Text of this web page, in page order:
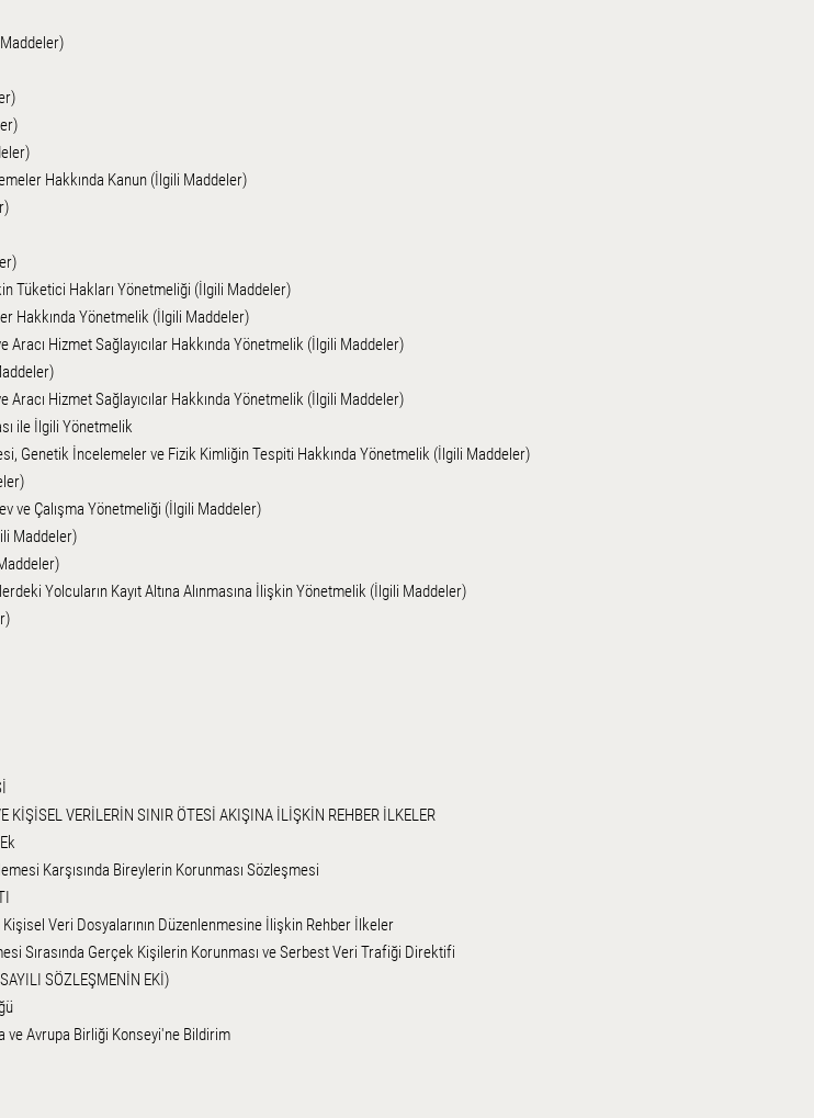
Hakkında Kanun (İlgili Maddeler)
Tüketici Hakları Yönetmeliği (İlgili Maddeler)
Hakkında Yönetmelik (İlgili Maddeler)
Aracı Hizmet Sağlayıcılar Hakkında Yönetmelik (İlgili Maddeler)
Aracı Hizmet Sağlayıcılar Hakkında Yönetmelik (İlgili Maddeler)
ile İlgili Yönetmelik
Genetik İncelemeler ve Fizik Kimliğin Tespiti Hakkında Yönetmelik (İlgili Maddeler)
ve Çalışma Yönetmeliği (İlgili Maddeler)
Maddeler)
Yolcuların Kayıt Altına Alınmasına İlişkin Yönetmelik (İlgili Maddeler)
KİŞİSEL VERİLERİN SINIR ÖTESİ AKIŞINA İLİŞKİN REHBER İLKELER
Karşısında Bireylerin Korunması Sözleşmesi
Veri Dosyalarının Düzenlenmesine İlişkin Rehber İlkeler
Sırasında Gerçek Kişilerin Korunması ve Serbest Veri Trafiği Direktifi
SÖZLEŞMENİN EKİ)
ve Avrupa Birliği Konseyi'ne Bildirim